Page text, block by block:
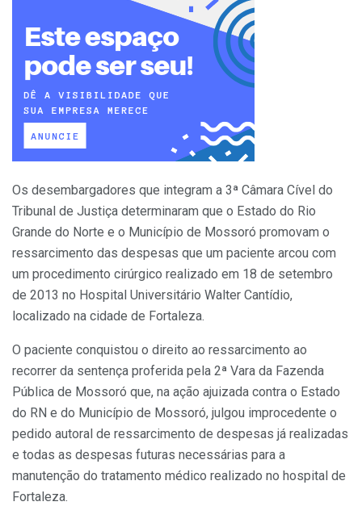
Os desembargadores que integram a 3ª Câmara Cível do
Tribunal de Justiça determinaram que o Estado do Rio
Grande do Norte e o Município de Mossoró promovam o
ressarcimento das despesas que um paciente arcou com
um procedimento cirúrgico realizado em 18 de setembro
de 2013 no Hospital Universitário Walter Cantídio,
localizado na cidade de Fortaleza.
O paciente conquistou o direito ao ressarcimento ao
recorrer da sentença proferida pela 2ª Vara da Fazenda
Pública de Mossoró que, na ação ajuizada contra o Estado
do RN e do Município de Mossoró, julgou improcedente o
pedido autoral de ressarcimento de despesas já realizadas
e todas as despesas futuras necessárias para a
manutenção do tratamento médico realizado no hospital de
Fortaleza.